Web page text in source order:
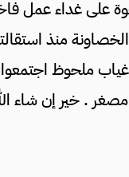
على غداء عمل
ملحوظ
. خير إن شاء